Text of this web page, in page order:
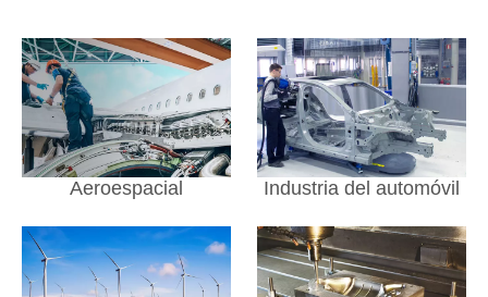
Aeroespacial Industria del automóvil